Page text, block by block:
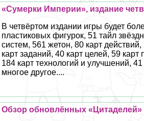
«Сумерки Империи», издание
В четвёртом издании игры будет
пластиковых фигурок, 51 тайл
систем, 561 жетон, 80 карт действий,
карт заданий, 40 карт целей, 59 карт
184 карт технологий и улучшений,
многое другое....
Обзор обновлённых «Цитаделей»